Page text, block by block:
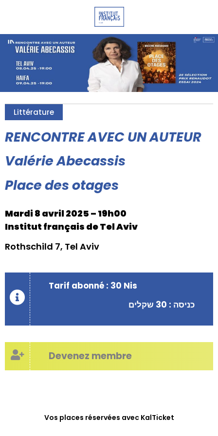
Littérature
RENCONTRE AVEC UN AUTEUR
Valérie Abecassis
Place des otages
Mardi 8 avril 2025 – 19h00
Institut français de Tel Aviv
Rothschild 7, Tel Aviv
Tarif abonné : 30 Nis
כניסה : 30 שקלים
Devenez membre
Vos places réservées avec KalTicket